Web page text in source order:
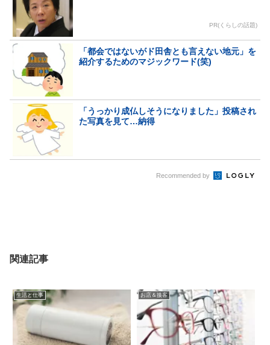
PR(くらしの話題)
「都会ではないがド田舎とも言えない地元」を
紹介するためのマジックワード(笑)
「うっかり成仏しそうになりました」投稿され
た写真を見て…納得
Recommended by
関連記事
生活と仕事 お店＆接客